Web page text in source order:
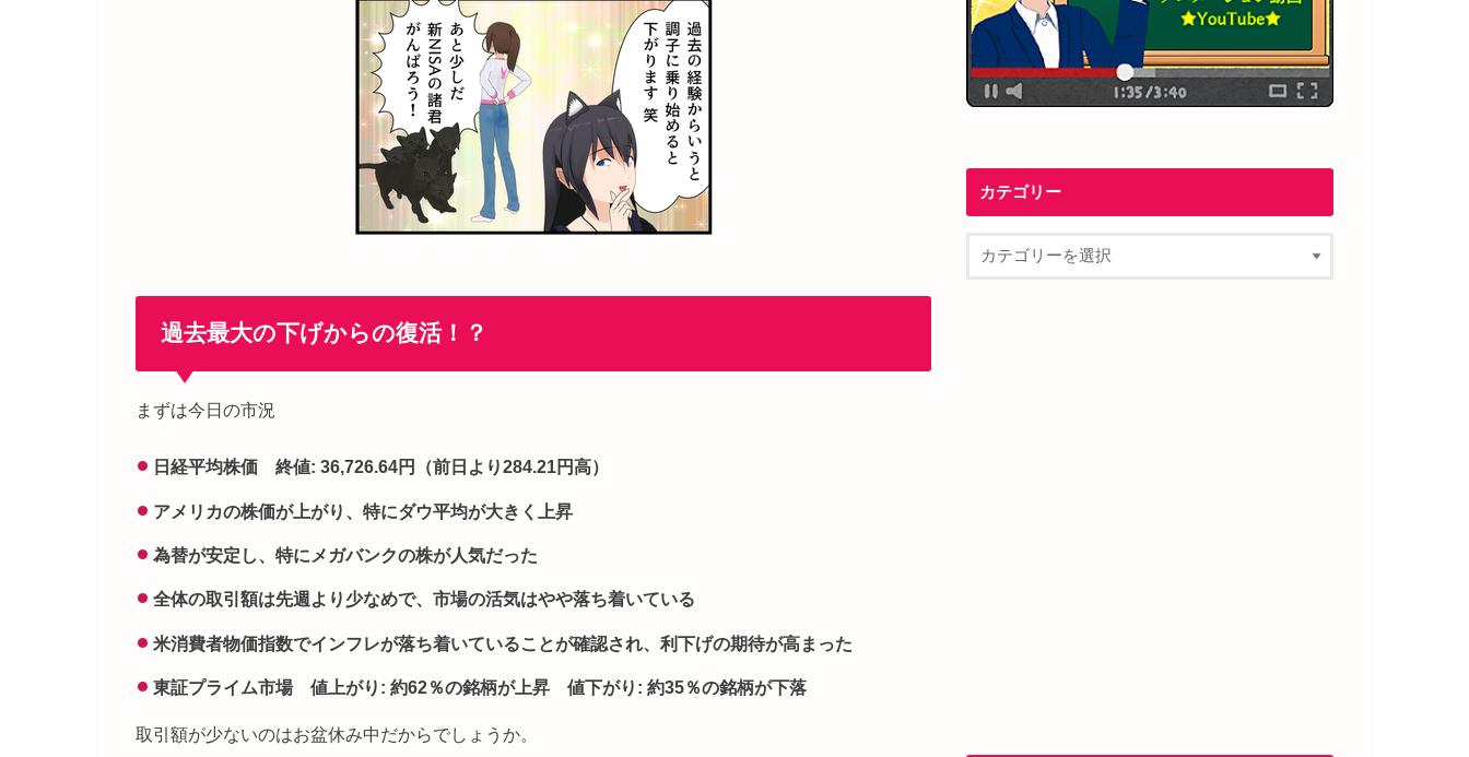
過去最大の下げからの復活！？
まずは今日の市況
日経平均株価 終値: 36,726.64円（前日より284.21円高）
アメリカの株価が上がり、特にダウ平均が大きく上昇
為替が安定し、特にメガバンクの株が人気だった
全体の取引額は先週より少なめで、市場の活気はやや落ち着いている
米消費者物価指数でインフレが落ち着いていることが確認され、利下げの期待が高まった
東証プライム市場 値上がり: 約62％の銘柄が上昇 値下がり: 約35％の銘柄が下落
取引額が少ないのはお盆休み中だからでしょうか。
カテゴリー